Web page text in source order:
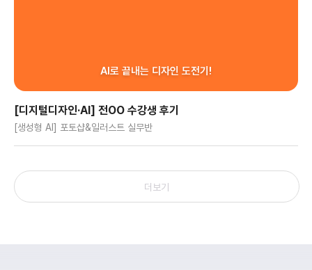
AI로 끝내는 디자인 도전기!
[디지털디자인·AI] 전OO 수강생 후기
[생성형 AI] 포토샵&일러스트 실무반
더보기